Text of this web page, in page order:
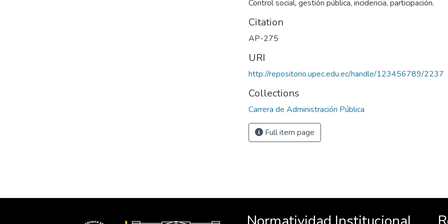
Control social, gestión pública, incidencia, participación.
Citation
AP-275
URI
http://repositorio.upec.edu.ec/handle/123456789/2237
Collections
Carrera de Administración Pública
Full item page